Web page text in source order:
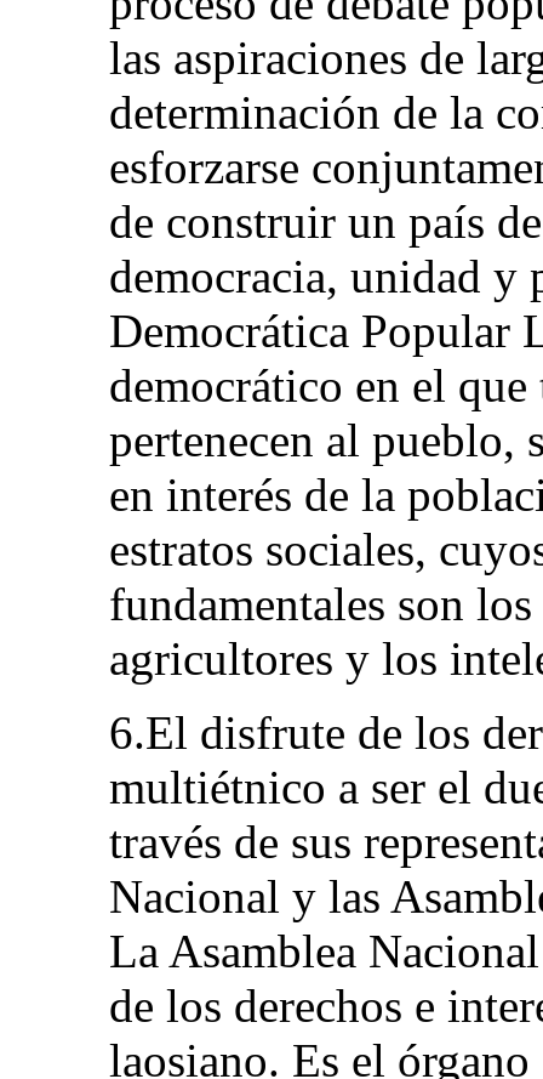
las aspiraciones de
determinación de la
esforzarse
de construir un país
democracia, unidad y
Democrática Popular
democrático en el
pertenecen al pueblo,
en interés de la
estratos sociales,
fundamentales son
agricultores y los
6.El disfrute de los
multiétnico a ser el
través de sus
Nacional y las
La Asamblea
de los derechos e
laosiano. Es el